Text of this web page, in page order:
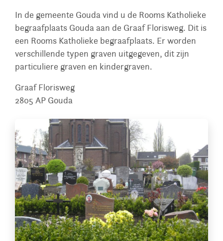
In de gemeente Gouda vind u de Rooms Katholieke
begraafplaats Gouda aan de Graaf Florisweg. Dit is
een Rooms Katholieke begraafplaats. Er worden
verschillende typen graven uitgegeven, dit zijn
particuliere graven en kindergraven.
Graaf Florisweg
2805 AP Gouda